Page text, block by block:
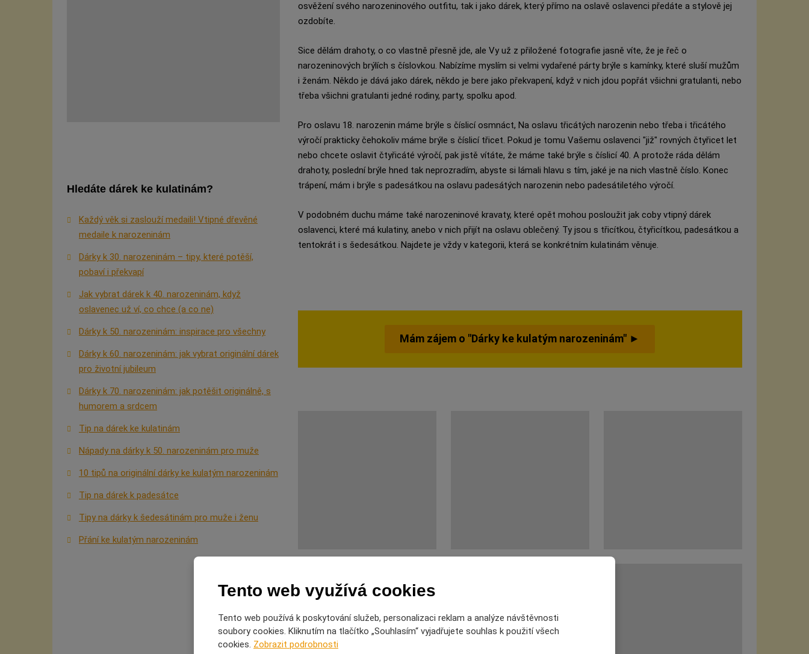
Hledáte dárek ke kulatinám?
Každý věk si zaslouží medaili! Vtipné dřevěné
medaile k narozeninám
Dárky k 30. narozeninám – tipy, které potěší,
pobaví i překvapí
Jak vybrat dárek k 40. narozeninám, když
oslavenec už ví, co chce (a co ne)
Dárky k 50. narozeninám: inspirace pro všechny
Dárky k 60. narozeninám: jak vybrat originální dárek
pro životní jubileum
Dárky k 70. narozeninám: jak potěšit originálně, s
humorem a srdcem
Tip na dárek ke kulatinám
Nápady na dárky k 50. narozeninám pro muže
10 tipů na originální dárky ke kulatým narozeninám
Tip na dárek k padesátce
Tipy na dárky k šedesátinám pro muže i ženu
Přání ke kulatým narozeninám
osvěžení svého narozeninového outfitu, tak i jako dárek, který přímo na oslavě oslavenci předáte a stylově jej
ozdobíte.
Sice dělám drahoty, o co vlastně přesně jde, ale Vy už z přiložené fotografie jasně víte, že je řeč o
narozeninových brýlích s číslovkou. Nabízíme myslím si velmi vydařené párty brýle s kamínky, které sluší mužům
i ženám. Někdo je dává jako dárek, někdo je bere jako překvapení, když v nich jdou popřát všichni gratulanti, nebo
třeba všichni gratulanti jedné rodiny, party, spolku apod.
Pro oslavu 18. narozenin máme brýle s číslicí osmnáct, Na oslavu třicátých narozenin nebo třeba i třicátého
výročí prakticky čehokoliv máme brýle s číslicí třicet. Pokud je tomu Vašemu oslavenci "již" rovných čtyřicet let
nebo chcete oslavit čtyřicáté výročí, pak jistě vítáte, že máme také brýle s číslicí 40. A protože ráda dělám
drahoty, poslední brýle hned tak neprozradím, abyste si lámali hlavu s tím, jaké je na nich vlastně číslo. Konec
trápení, mám i brýle s padesátkou na oslavu padesátých narozenin nebo padesátiletého výročí.
V podobném duchu máme také narozeninové kravaty, které opět mohou posloužit jak coby vtipný dárek
oslavenci, které má kulatiny, anebo v nich přijít na oslavu oblečený. Ty jsou s třicítkou, čtyřicítkou, padesátkou a
tentokrát i s šedesátkou. Najdete je vždy v kategorii, která se konkrétním kulatinám věnuje.
Mám zájem o "Dárky ke kulatým narozeninám" ►
Tento web využívá cookies
Tento web používá k poskytování služeb, personalizaci reklam a analýze návštěvnosti
soubory cookies. Kliknutím na tlačítko „Souhlasím“ vyjadřujete souhlas k použití všech
cookies. Zobrazit podrobnosti